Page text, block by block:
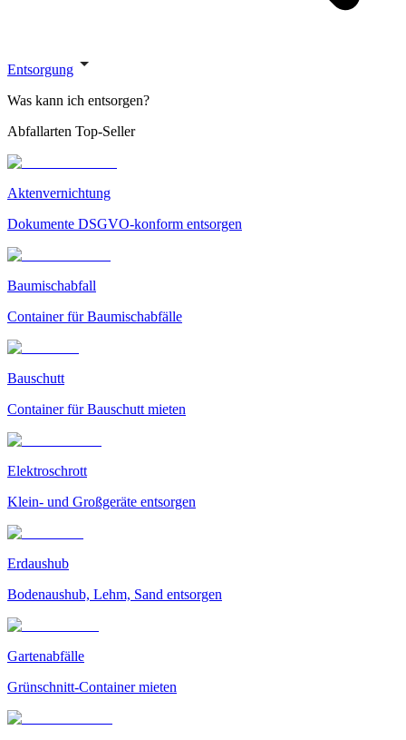
Entsorgung
Was kann ich entsorgen?
Abfallarten Top-Seller
Aktenvernichtung
Dokumente DSGVO-konform entsorgen
Baumischabfall
Container für Baumischabfälle
Bauschutt
Container für Bauschutt mieten
Elektroschrott
Klein- und Großgeräte entsorgen
Erdaushub
Bodenaushub, Lehm, Sand entsorgen
Gartenabfälle
Grünschnitt-Container mieten